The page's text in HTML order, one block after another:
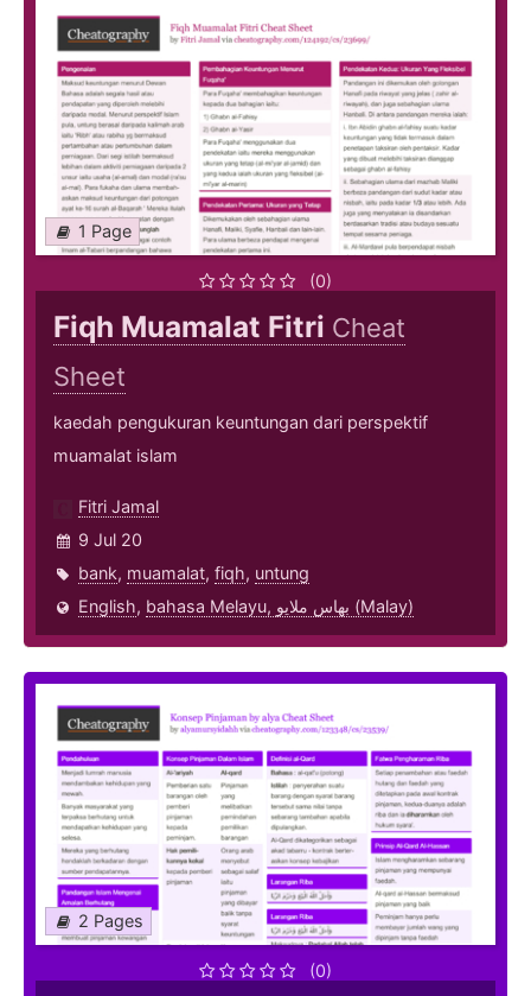
1 Page
(0)
Fiqh Muamalat Fitri Cheat
Sheet
kaedah pengukuran keuntungan dari perspektif
muamalat islam
Fitri Jamal
9 Jul 20
bank, muamalat, fiqh, untung
English, bahasa Melayu, بهاس ملايو‎ (Malay)
2 Pages
(0)